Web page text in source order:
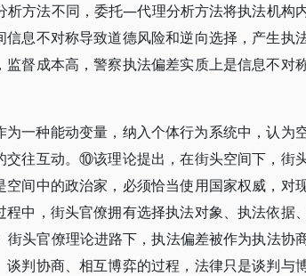
方法不同，委托—代理分析方法将执法机构
息不对称导致道德风险和逆向选择，产生执
督成本高，警察执法偏差实质上是信息不对
一种能动变量，纳入个体行为系统中，认为
往互动。⑩该理论提出，在街头空间下，街
间中的政治家，必须恰当使用国家权威，对
中，街头官僚拥有选择执法对象、执法依据
头官僚理论进路下，执法偏差被作为执法协
判协商、相互博弈的过程，法律只是谈判与